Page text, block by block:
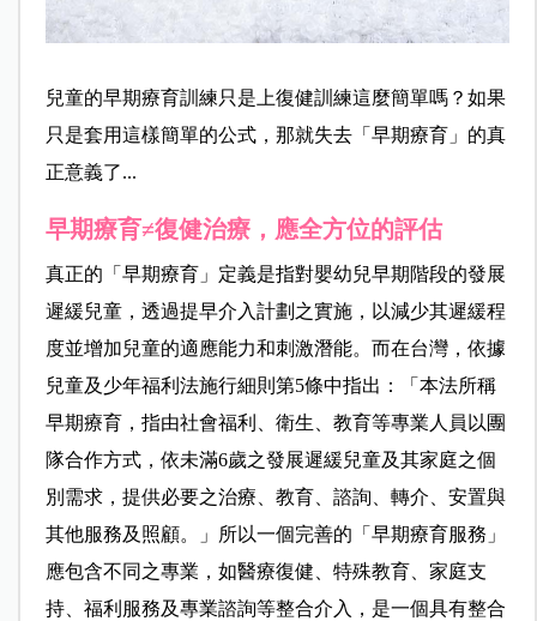
兒童的早期療育訓練只是上復健訓練這麼簡單嗎？如果
只是套用這樣簡單的公式，那就失去「早期療育」的真
正意義了...
早期療育≠復健治療，應全方位的評估
真正的「早期療育」定義是指對嬰幼兒早期階段的發展
遲緩兒童，透過提早介入計劃之實施，以減少其遲緩程
度並增加兒童的適應能力和刺激潛能。而在台灣，依據
兒童及少年福利法施行細則第5條中指出：「本法所稱
早期療育，指由社會福利、衛生、教育等專業人員以團
隊合作方式，依未滿6歲之發展遲緩兒童及其家庭之個
別需求，提供必要之治療、教育、諮詢、轉介、安置與
其他服務及照顧。」所以一個完善的「早期療育服務」
應包含不同之專業，如醫療復健、特殊教育、家庭支
持、福利服務及專業諮詢等整合介入，是一個具有整合